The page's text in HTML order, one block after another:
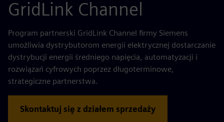
GridLink Channel
Program partnerski GridLink Channel firmy Siemens
umożliwia dystrybutorom energii elektrycznej dostarczanie
dystrybucji energii średniego napięcia, automatyzacji i
rozwiązań cyfrowych poprzez długoterminowe,
strategiczne partnerstwa.
Skontaktuj się z działem sprzedaży